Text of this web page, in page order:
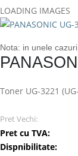
LOADING IMAGES
Nota: in unele
Toner UG-3221
Pret Vechi:
Pret cu TVA:
Dispnibilitate: